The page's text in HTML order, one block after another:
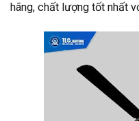
hãng, chất lượng tốt nhất